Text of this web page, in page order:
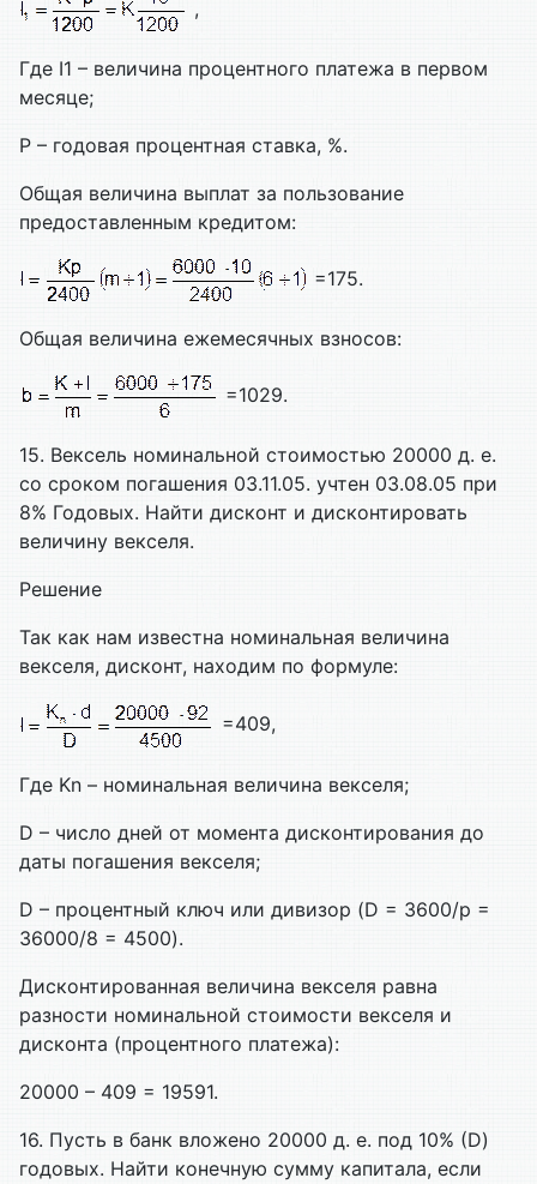
,
Где I1 – величина процентного платежа в первом
месяце;
P – годовая процентная ставка, %.
Общая величина выплат за пользование
предоставленным кредитом:
=175.
Общая величина ежемесячных взносов:
=1029.
15. Вексель номинальной стоимостью 20000 д. е.
со сроком погашения 03.11.05. учтен 03.08.05 при
8% Годовых. Найти дисконт и дисконтировать
величину векселя.
Решение
Так как нам известна номинальная величина
векселя, дисконт, находим по формуле:
=409,
Где Kn – номинальная величина векселя;
D – число дней от момента дисконтирования до
даты погашения векселя;
D – процентный ключ или дивизор (D = 3600/p =
36000/8 = 4500).
Дисконтированная величина векселя равна
разности номинальной стоимости векселя и
дисконта (процентного платежа):
20000 – 409 = 19591.
16. Пусть в банк вложено 20000 д. е. под 10% (D)
годовых. Найти конечную сумму капитала, если